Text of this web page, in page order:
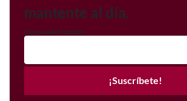
mantente al día.
Correo electrónico
¡Suscríbete!